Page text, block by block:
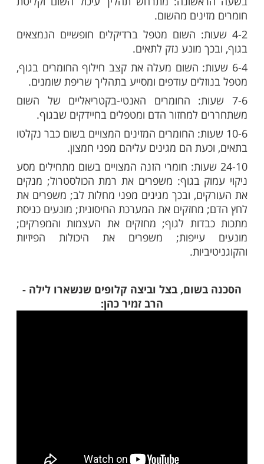
צריכת שש שיני שום קלויות על בסיס
לספק שורת הטבות ויתרונות לגופכם, ובין היתר
של הורמון אנגיוטנסין – שכשהוא נמצא
בדם, הוא מזיק לבלוטת יותרת הכליה",
מרגע צריכת השום?
לייץ' מפרט מה קורה לגופכם במשך 24 שעות מרגע
ומתאר תהליך מופלא שירפא את גופכם.
מתרחש תהליך עיכול השום וקליטת
מהשום.
השום מטפל ברדיקלים חופשיים הנמצאים
השום מעלה את קצב חילוף החומרים בגוף,
עודפים ומסייע בתהליך שריפת שומנים.
ובכך מגינים מפני מחלות לב; משפרים את